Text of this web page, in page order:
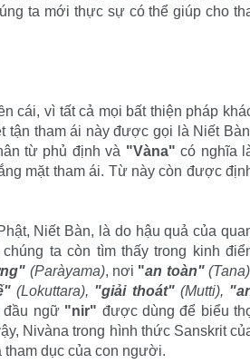
ta mới thực sự có thể giúp cho
cái, vì tất cả mọi bất thiện pháp
tận tham ái này được gọi là Niết
từ phủ định và "Vàna" có nghĩa
mặt tham ái. Từ này còn được
Niết Bàn, là do hậu quả của
ta còn tìm thấy trong kinh
(Paràyama), nơi "an toàn"
(Lokuttara), "giải thoát"(Mutti),
đầu ngữ "nir" được dùng để biểu
Nivàna trong hình thức Sanskrit
dục của con người.